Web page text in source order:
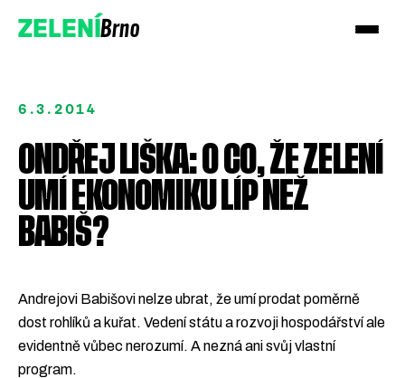
ZELENÍBrno
Přidejte se!
6.3.2014
ONDŘEJ LIŠKA: O CO, ŽE ZELENÍ
UMÍ EKONOMIKU LÍP NEŽ
BABIŠ?
Andrejovi Babišovi nelze ubrat, že umí prodat poměrně
dost rohlíků a kuřat. Vedení státu a rozvoji hospodářství ale
evidentně vůbec nerozumí. A nezná ani svůj vlastní
program.